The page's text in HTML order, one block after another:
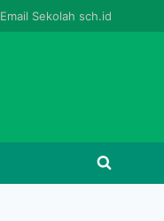
Email Sekolah sch.id